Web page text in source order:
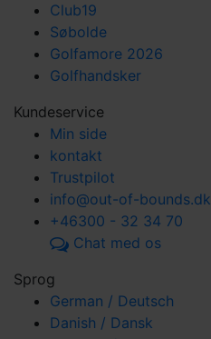
Club19
Søbolde
Golfamore 2026
Golfhandsker
Kundeservice
Min side
kontakt
Trustpilot
info@out-of-bounds.dk
+46300 - 32 34 70
Chat med os
Sprog
German / Deutsch
Danish / Dansk